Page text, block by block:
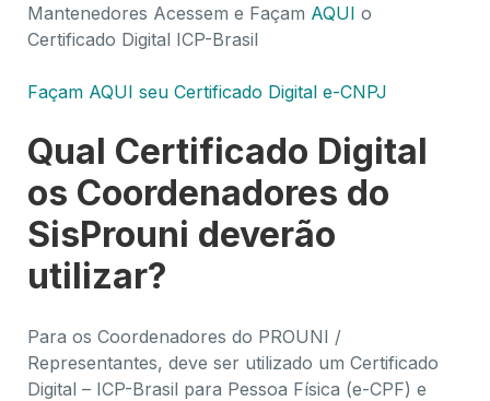
Mantenedores Acessem e Façam AQUI o
Certificado Digital ICP-Brasil
Façam AQUI seu Certificado Digital e-CNPJ
Qual Certificado Digital
os Coordenadores do
SisProuni deverão
utilizar?
Para os Coordenadores do PROUNI /
Representantes, deve ser utilizado um Certificado
Digital – ICP-Brasil para Pessoa Física (e-CPF) e